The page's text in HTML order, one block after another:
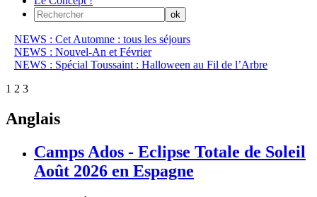
NEWS : Cet Automne : tous les séjours
NEWS : Nouvel-An et Février
NEWS : Spécial Toussaint : Halloween au Fil de l’Arbre
1 2 3
Anglais
Camps Ados - Eclipse Totale de Soleil
Août 2026 en Espagne